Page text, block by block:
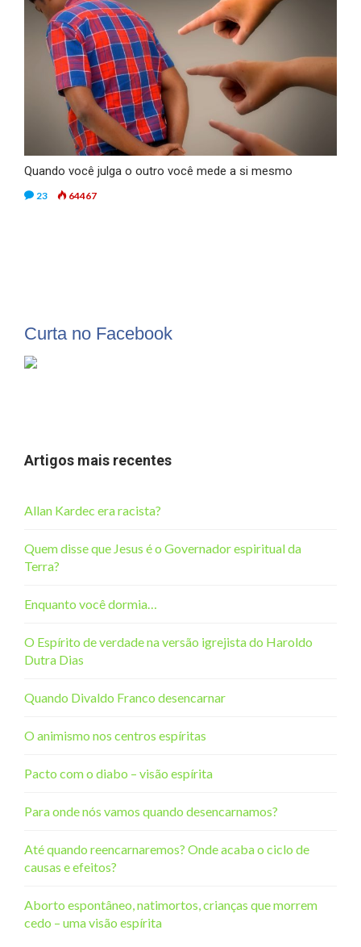
Quando você julga o outro você mede a si mesmo
23 64467
Curta no Facebook
Artigos mais recentes
Allan Kardec era racista?
Quem disse que Jesus é o Governador espiritual da
Terra?
Enquanto você dormia…
O Espírito de verdade na versão igrejista do Haroldo
Dutra Dias
Quando Divaldo Franco desencarnar
O animismo nos centros espíritas
Pacto com o diabo – visão espírita
Para onde nós vamos quando desencarnamos?
Até quando reencarnaremos? Onde acaba o ciclo de
causas e efeitos?
Aborto espontâneo, natimortos, crianças que morrem
cedo – uma visão espírita